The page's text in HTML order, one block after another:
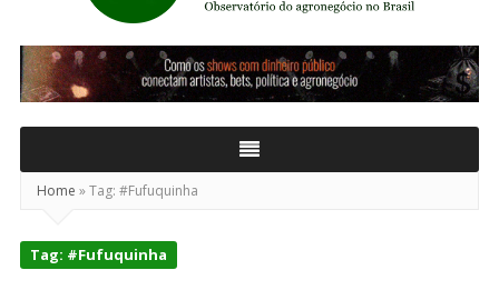
De
Olho
nos
Home »Tag: #Fufuquinha
Tag: #Fufuquinha